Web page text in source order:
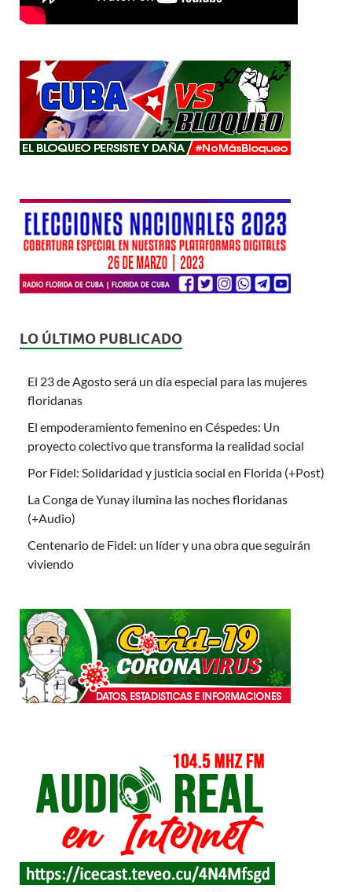
LO ÚLTIMO PUBLICADO
El 23 de Agosto será un día especial para las mujeres
floridanas
El empoderamiento femenino en Céspedes: Un
proyecto colectivo que transforma la realidad social
Por Fidel: Solidaridad y justicia social en Florida (+Post)
La Conga de Yunay ilumina las noches floridanas
(+Audio)
Centenario de Fidel: un líder y una obra que seguirán
viviendo